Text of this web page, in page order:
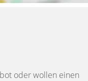
oder wollen einen